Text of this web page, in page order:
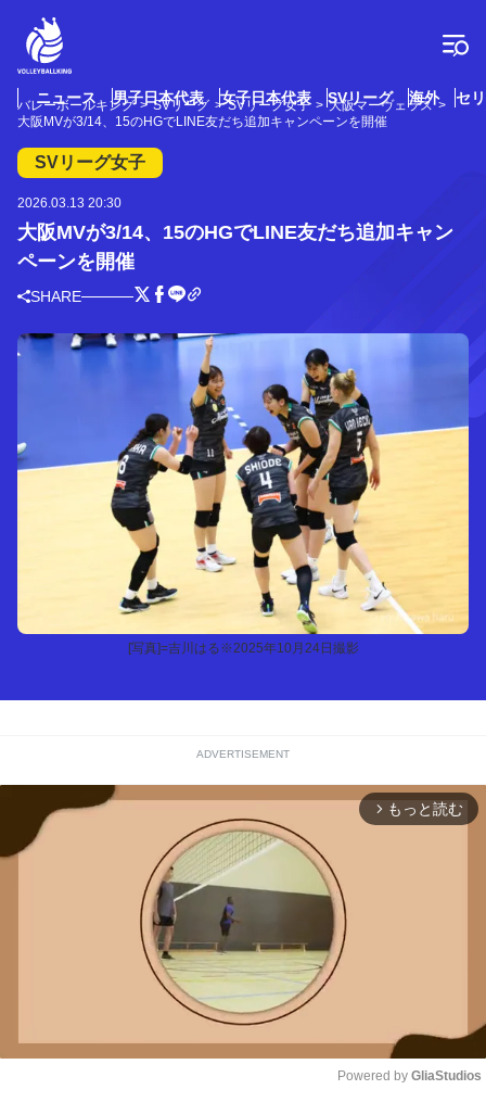
ニュース 男子日本代表 女子日本代表 SVリーグ 海外 セ
バレーボールキング SVリーグ SVリーグ女子
大阪マーヴェラス
大阪MVが3/14、15のHGでLINE友だち追加キャンペーンを開催
SVリーグ女子
2026.03.13 20:30
大阪MVが3/14、15のHGでLINE友だち追加キャン
ペーンを開催
SHARE
[写真]=吉川はる※2025年10月24日撮影
ADVERTISEMENT
arrow_forward_ios もっと読む
Powered by GliaStudios